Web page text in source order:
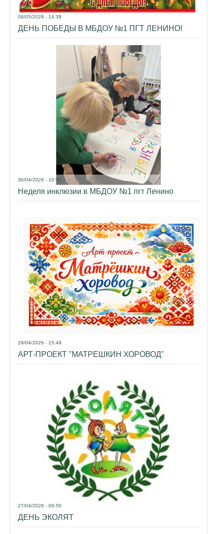
08/05/2026 - 14:38
ДЕНЬ ПОБЕДЫ В МБДОУ №1 ПГТ ЛЕНИНО!
30/04/2026 - 10:55
Неделя инклюзии в МБДОУ №1 пгт Ленино
29/04/2026 - 15:49
АРТ-ПРОЕКТ "МАТРЕШКИН ХОРОВОД"
27/04/2026 - 09:50
ДЕНЬ ЭКОЛЯТ